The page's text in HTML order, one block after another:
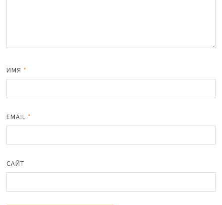
ИМЯ *
EMAIL *
САЙТ